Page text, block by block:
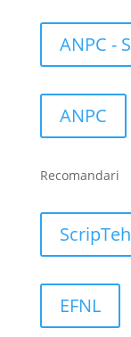
ANPC -
ANPC
Recomandari
EFNL